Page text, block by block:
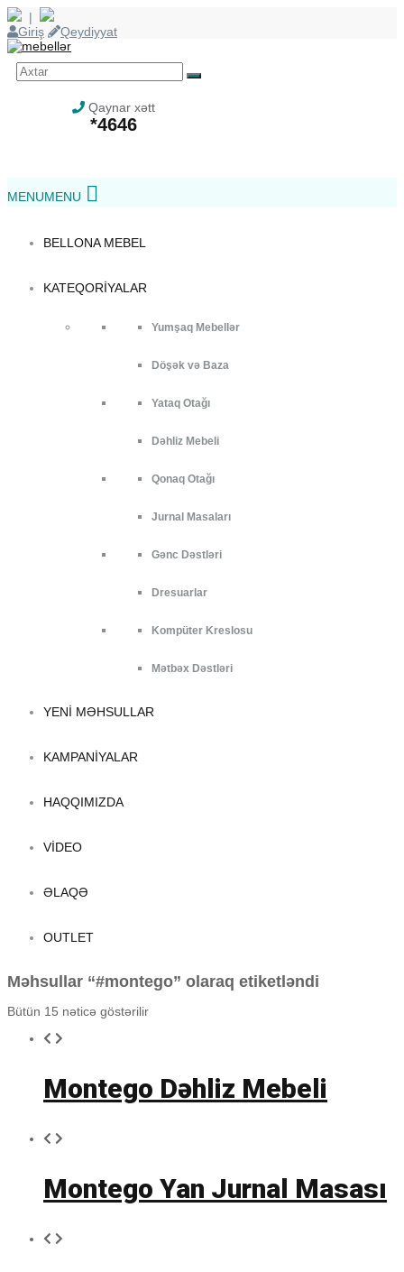
|
Skip
to
content
Giriş Qeydiyyat
Qaynar xətt
*4646
to
MENUMENU
BELLONA MEBEL
KATEQORIYALAR
Yumşaq Mebellər
Döşək və Baza
Yataq Otağı
Dəhliz Mebeli
Qonaq Otağı
Jurnal Masaları
Gənc Dəstləri
Dresuarlar
Kompüter Kreslosu
Mətbəx Dəstləri
YENI MƏHSULLAR
KAMPANIYALAR
HAQQIMIZDA
VIDEO
ƏLAQƏ
OUTLET
Məhsullar “#montego” olaraq etiketləndi
Bütün 15 nəticə göstərilir
Montego Dəhliz Mebeli
Montego Yan Jurnal Masası